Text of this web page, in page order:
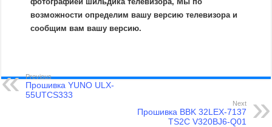
возможности определим вашу версию телевизора и
сообщим вам вашу версию.
Previous
Прошивка YUNO ULX-
55UTCS333
Next
Прошивка BBK 32LEX-7137
TS2C V320BJ6-Q01